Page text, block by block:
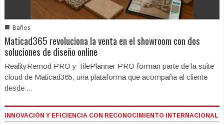
■ Baños
Maticad365 revoluciona la venta en el showroom con dos
soluciones de diseño online
RealityRemod PRO y TilePlanner PRO forman parte de la suite
cloud de Maticad365, una plataforma que acompaña al cliente
desde ...
INNOVACIÓN Y EFICIENCIA CON RECONOCIMIENTO INTERNACIONAL